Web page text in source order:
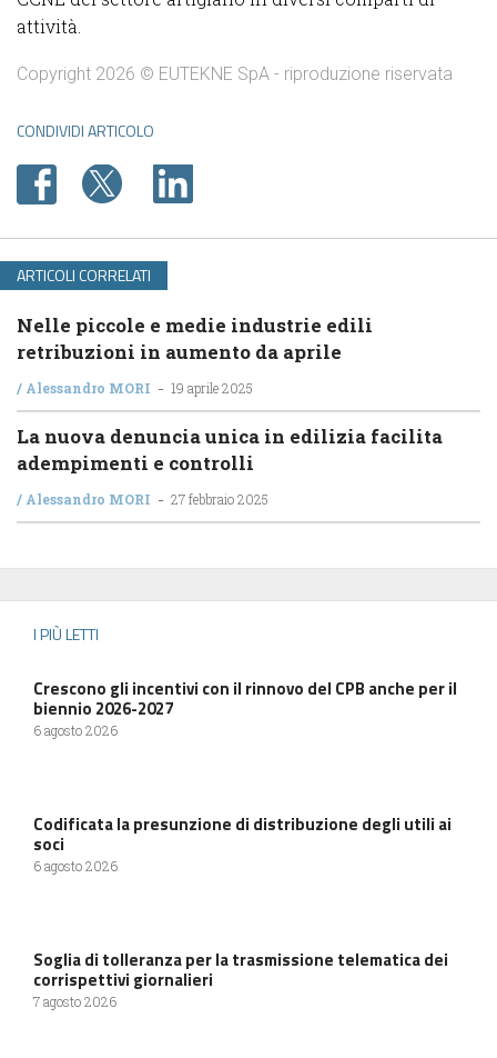
attività.
Copyright 2026 © EUTEKNE SpA - riproduzione riservata
CONDIVIDI ARTICOLO
ARTICOLI CORRELATI
Nelle piccole e medie industrie edili
retribuzioni in aumento da aprile
/ Alessandro MORI - 19 aprile 2025
La nuova denuncia unica in edilizia facilita
adempimenti e controlli
/ Alessandro MORI - 27 febbraio 2025
I PIÙ LETTI
Crescono gli incentivi con il rinnovo del CPB anche per il
biennio 2026-2027
6 agosto 2026
Codificata la presunzione di distribuzione degli utili ai
soci
6 agosto 2026
Soglia di tolleranza per la trasmissione telematica dei
corrispettivi giornalieri
7 agosto 2026